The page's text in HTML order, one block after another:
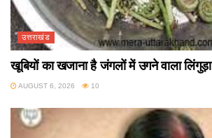
उत्तराखंड
खूबियों का खजाना है जंगलों में उगने वाला लिंगुड़ा
AUGUST 6, 2026 10